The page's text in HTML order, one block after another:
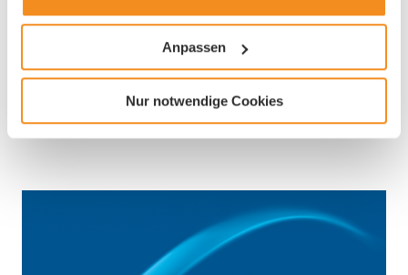
Anpassen
Nur notwendige Cookies
Branche
Grosshandel